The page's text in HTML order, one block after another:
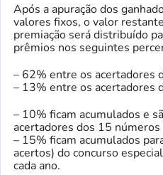
Após a apuração dos
valores fixos, o valor
premiação será distribuído
prêmios nos seguintes
– 62% entre os acertadores
– 13% entre os acertadores
– 10% ficam acumulados e
acertadores dos 15
– 15% ficam acumulados
acertos) do concurso
cada ano.